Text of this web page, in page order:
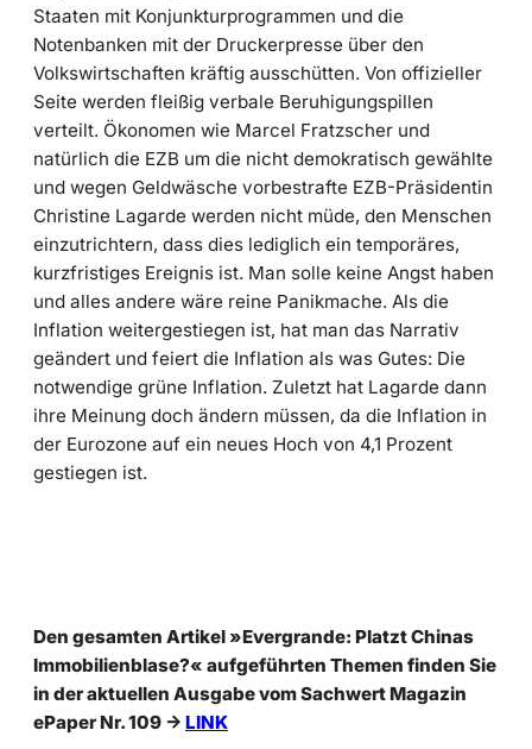
Staaten mit Konjunkturprogrammen und die
Notenbanken mit der Druckerpresse über den
Volkswirtschaften kräftig ausschütten. Von offizieller
Seite werden fleißig verbale Beruhigungspillen
verteilt. Ökonomen wie Marcel Fratzscher und
natürlich die EZB um die nicht demokratisch gewählte
und wegen Geldwäsche vorbestrafte EZB-Präsidentin
Christine Lagarde werden nicht müde, den Menschen
einzutrichtern, dass dies lediglich ein temporäres,
kurzfristiges Ereignis ist. Man solle keine Angst haben
und alles andere wäre reine Panikmache. Als die
Inflation weitergestiegen ist, hat man das Narrativ
geändert und feiert die Inflation als was Gutes: Die
notwendige grüne Inflation. Zuletzt hat Lagarde dann
ihre Meinung doch ändern müssen, da die Inflation in
der Eurozone auf ein neues Hoch von 4,1 Prozent
gestiegen ist.
Den gesamten Artikel »Evergrande: Platzt Chinas
Immobilienblase?« aufgeführten Themen finden Sie
in der aktuellen Ausgabe vom Sachwert Magazin
ePaper Nr. 109 -> LINK